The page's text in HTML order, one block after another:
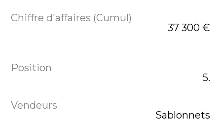
37 300 €
5.
Sablonnets